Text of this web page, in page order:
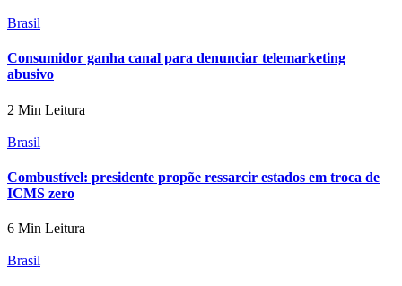
Brasil
Consumidor ganha canal para denunciar telemarketing
abusivo
2 Min Leitura
Brasil
Combustível: presidente propõe ressarcir estados em troca de
ICMS zero
6 Min Leitura
Brasil